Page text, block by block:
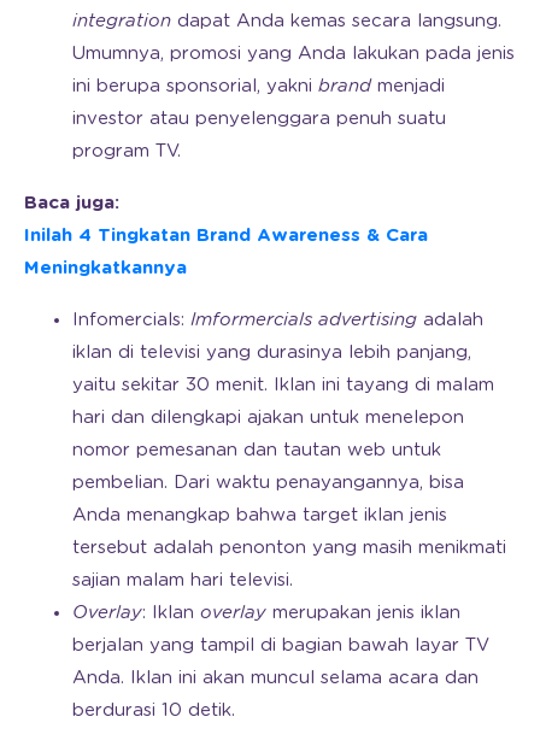
integration dapat Anda kemas secara langsung.
Umumnya, promosi yang Anda lakukan pada jenis
ini berupa sponsorial, yakni brand menjadi
investor atau penyelenggara penuh suatu
program TV.
Baca juga:
Inilah 4 Tingkatan Brand Awareness & Cara
Meningkatkannya
Infomercials: Imformercials advertising adalah
iklan di televisi yang durasinya lebih panjang,
yaitu sekitar 30 menit. Iklan ini tayang di malam
hari dan dilengkapi ajakan untuk menelepon
nomor pemesanan dan tautan web untuk
pembelian. Dari waktu penayangannya, bisa
Anda menangkap bahwa target iklan jenis
tersebut adalah penonton yang masih menikmati
sajian malam hari televisi.
Overlay: Iklan overlay merupakan jenis iklan
berjalan yang tampil di bagian bawah layar TV
Anda. Iklan ini akan muncul selama acara dan
berdurasi 10 detik.